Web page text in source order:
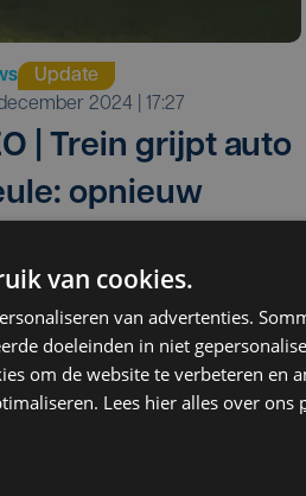
Update
december 2024 | 17:27
| Trein grijpt auto
opnieuw
van cookies.
van advertenties.
doeleinden in niet
om de website te verbeteren en
Lees hier alles over ons